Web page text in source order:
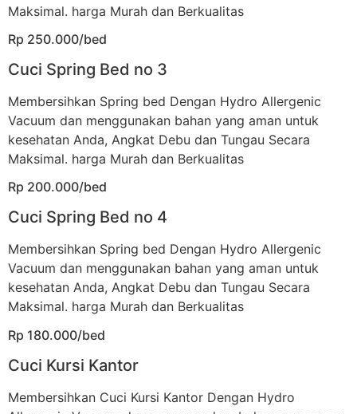
Maksimal. harga Murah dan Berkualitas
Rp 250.000/bed
Cuci Spring Bed no 3
Membersihkan Spring bed Dengan Hydro Allergenic
Vacuum dan menggunakan bahan yang aman untuk
kesehatan Anda, Angkat Debu dan Tungau Secara
Maksimal. harga Murah dan Berkualitas
Rp 200.000/bed
Cuci Spring Bed no 4
Membersihkan Spring bed Dengan Hydro Allergenic
Vacuum dan menggunakan bahan yang aman untuk
kesehatan Anda, Angkat Debu dan Tungau Secara
Maksimal. harga Murah dan Berkualitas
Rp 180.000/bed
Cuci Kursi Kantor
Membersihkan Cuci Kursi Kantor Dengan Hydro